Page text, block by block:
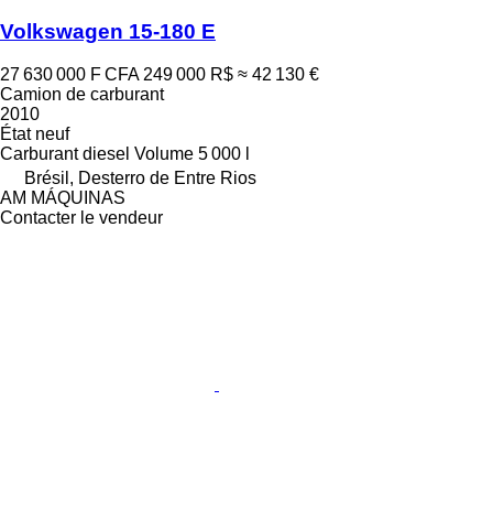
Volkswagen 15-180 E
27 630 000 F CFA 249 000 R$ ≈ 42 130 €
Camion de carburant
2010
Étatneuf
Carburant diesel Volume 5 000 l
Brésil, Desterro de Entre Rios
AM MÁQUINAS
Contacter le vendeur